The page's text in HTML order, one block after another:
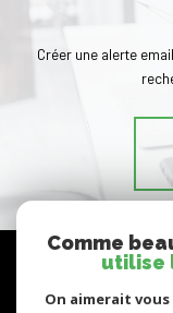
Créer une alerte
Comme
utilise
On aimerait